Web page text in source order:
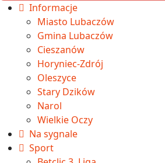
Informacje
Miasto Lubaczów
Gmina Lubaczów
Cieszanów
Horyniec-Zdrój
Oleszyce
Stary Dzików
Narol
Wielkie Oczy
Na sygnale
Sport